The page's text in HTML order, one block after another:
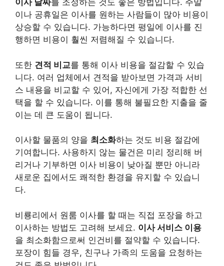
이사 날짜를 조정하는 것도 좋은 방법입니다. 주말
이나 공휴일은 이사를 원하는 사람들이 많아 비용이
상승할 수 있습니다. 가능하다면 평일에 이사를 진
행하면 비용이 훨씬 저렴해질 수 있습니다.
또한 견적 비교를 통해 이사 비용을 절감할 수 있습
니다. 여러 업체에서 견적을 받아보면 가격과 서비
스 내용을 비교할 수 있어, 자신에게 가장 적합한 선
택을 할 수 있습니다. 이를 통해 불필요한 지출을 줄
이는 데 큰 도움이 됩니다.
이사할 물품의 양을 최소화하는 것도 비용 절감에
기여합니다. 사용하지 않는 물건은 미리 정리해 버
리거나 기부하면 이사 비용이 낮아질 뿐만 아니라
새로운 집에서도 쾌적한 환경을 유지할 수 있습니
다.
비룡리에서 원룸 이사를 할 때는 직접 포장을 하고
이사하는 방법도 고려해 보세요. 이사 서비스 이용
을 최소화함으로써 인건비를 절약할 수 있습니다.
포장이 힘들 경우, 친구나 가족의 도움을 요청하는